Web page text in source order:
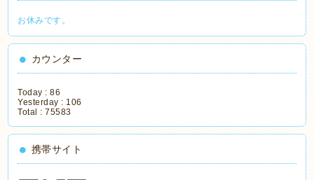
お休みです。
カウンター
Today :86
Yesterday : 106
Total :75583
携帯サイト